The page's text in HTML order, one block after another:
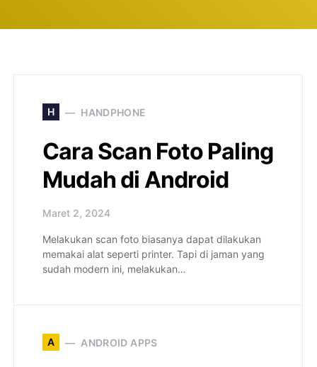
H HANDPHONE
Cara Scan Foto Paling
Mudah di Android
Maret 2, 2024
Melakukan scan foto biasanya dapat dilakukan
memakai alat seperti printer. Tapi di jaman yang
sudah modern ini, melakukan…
A ANDROID APPS